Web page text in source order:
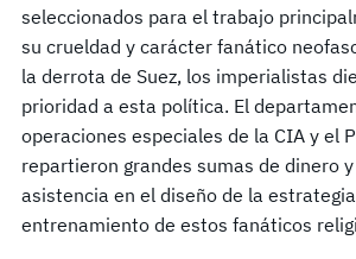
seleccionados para el trabajo
su crueldad y carácter fanático
la derrota de Suez, los imperialistas
prioridad a esta política. El
operaciones especiales de la CIA y el
repartieron grandes sumas de dinero
asistencia en el diseño de la
entrenamiento de estos fanáticos